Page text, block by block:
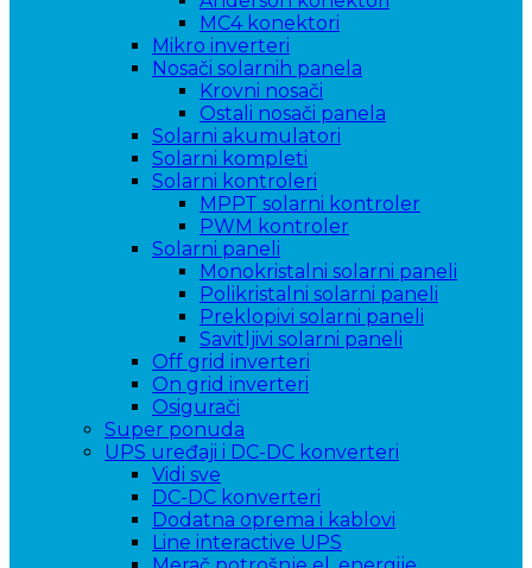
MC4 konektori
Mikro inverteri
Nosači solarnih panela
Krovni nosači
Ostali nosači panela
Solarni akumulatori
Solarni kompleti
Solarni kontroleri
MPPT solarni kontroler
PWM kontroler
Solarni paneli
Monokristalni solarni paneli
Polikristalni solarni paneli
Preklopivi solarni paneli
Savitljivi solarni paneli
Off grid inverteri
On grid inverteri
Osigurači
Super ponuda
UPS uređaji i DC-DC konverteri
Vidi sve
DC-DC konverteri
Dodatna oprema i kablovi
Line interactive UPS